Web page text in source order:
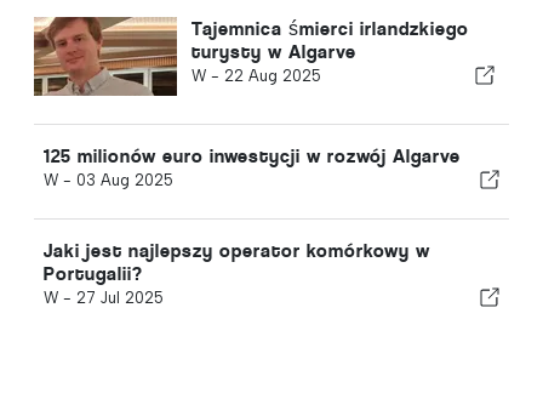
Tajemnica śmierci irlandzkiego
turysty w Algarve
W - 22 Aug 2025
125 milionów euro inwestycji w rozwój Algarve
W - 03 Aug 2025
Jaki jest najlepszy operator komórkowy w
Portugalii?
W - 27 Jul 2025